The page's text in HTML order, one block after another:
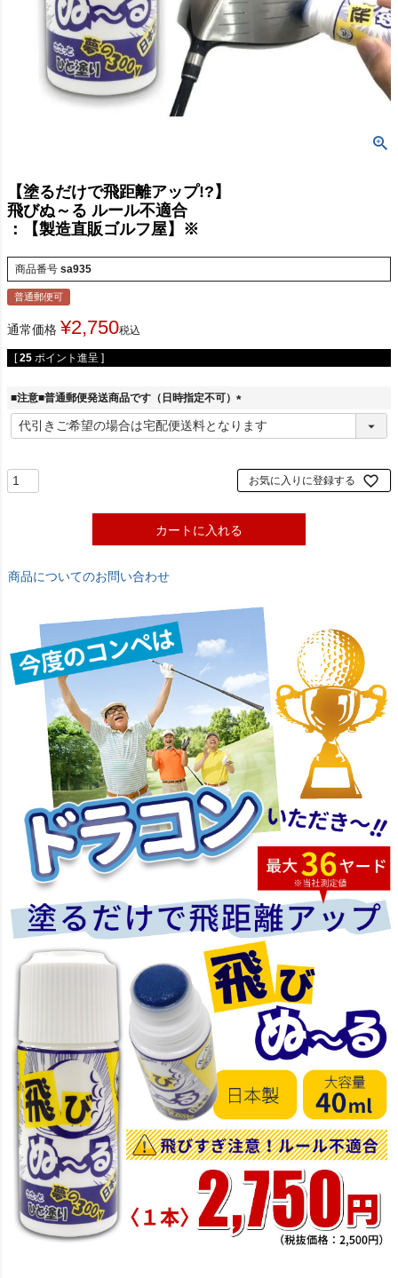
【塗るだけで飛距離アップ!?】
飛びぬ～る ルール不適合
：【製造直販ゴルフ屋】※
商品番号 sa935
普通郵便可
通常価格 ¥2,750税込
[ 25 ポイント進呈 ]
■注意■普通郵便発送商品です（日時指定不可）
(
必
お気に入りに登録する
カートに入れる
商品についてのお問い合わせ